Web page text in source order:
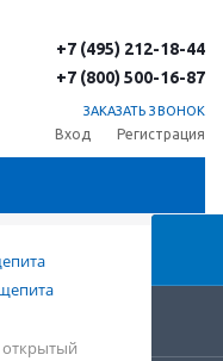
+7 (495) 212-18-44
+7 (800) 500-16-87
ЗАКАЗАТЬ ЗВОНОК
Вход Регистрация